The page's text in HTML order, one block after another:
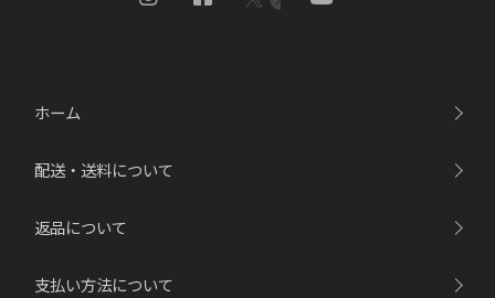
ホーム
配送・送料について
返品について
支払い方法について